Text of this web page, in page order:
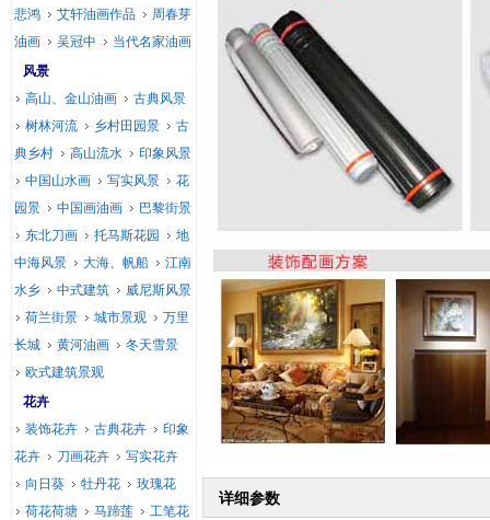
详细参数
悲鸿
艾轩油画作品
周春芽
油画
吴冠中
当代名家油画
风景
高山、金山油画
古典风景
树林河流
乡村田园景
古
典乡村
高山流水
印象风景
中国山水画
写实风景
花
园景
中国画油画
巴黎街景
东北刀画
托马斯花园
地
中海风景
大海、帆船
江南
水乡
中式建筑
威尼斯风景
荷兰街景
城市景观
万里
长城
黄河油画
冬天雪景
欧式建筑景观
花卉
装饰花卉
古典花卉
印象
花卉
刀画花卉
写实花卉
向日葵
牡丹花
玫瑰花
荷花荷塘
马蹄莲
工笔花